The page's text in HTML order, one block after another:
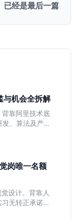
已经是最后一篇
与机会全拆解
靠阿里技术底
、算法及产品
曲线与抗压挑
岗唯一名额
设计。背靠人
无转正承诺。
的设计生，想